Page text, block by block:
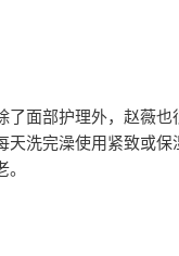
了面部护理外，赵薇也
天洗完澡使用紧致或
。